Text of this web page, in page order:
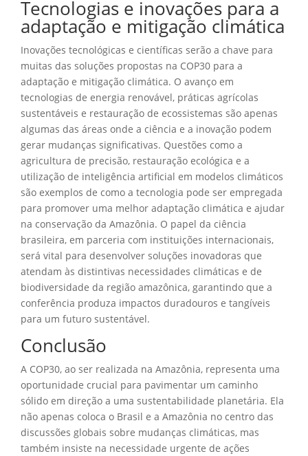
Tecnologias e inovações para a
adaptação e mitigação climática
Inovações tecnológicas e científicas serão a chave para
muitas das soluções propostas na COP30 para a
adaptação e mitigação climática. O avanço em
tecnologias de energia renovável, práticas agrícolas
sustentáveis e restauração de ecossistemas são apenas
algumas das áreas onde a ciência e a inovação podem
gerar mudanças significativas. Questões como a
agricultura de precisão, restauração ecológica e a
utilização de inteligência artificial em modelos climáticos
são exemplos de como a tecnologia pode ser empregada
para promover uma melhor adaptação climática e ajudar
na conservação da Amazônia. O papel da ciência
brasileira, em parceria com instituições internacionais,
será vital para desenvolver soluções inovadoras que
atendam às distintivas necessidades climáticas e de
biodiversidade da região amazônica, garantindo que a
conferência produza impactos duradouros e tangíveis
para um futuro sustentável.
Conclusão
A COP30, ao ser realizada na Amazônia, representa uma
oportunidade crucial para pavimentar um caminho
sólido em direção a uma sustentabilidade planetária. Ela
não apenas coloca o Brasil e a Amazônia no centro das
discussões globais sobre mudanças climáticas, mas
também insiste na necessidade urgente de ações